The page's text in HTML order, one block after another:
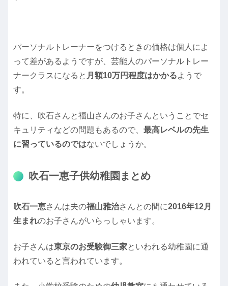
パーソナルトレーナーをつけるときの価格は個人によ
って差があるようですが、芸能人のパーソナルトレー
ナークラスになると 月額10万円程度はかかるようで
す。
特に、吹石さんと福山さんのお子さんということでセ
キュリティなどの問題もあるので、 最高レベルの先生
に習っているのではないでしょうか。
吹石一恵子供幼稚園まとめ
吹石一恵さんは夫の福山雅治さんとの間に2016年12月
生まれのお子さんがいらっしゃいます。
お子さんは東京のお受験御三家といわれる幼稚園に通
われていると言われています。